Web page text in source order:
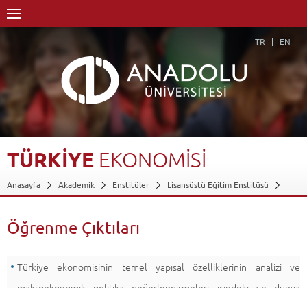
TR EN
TÜRKİYE EKONOMİSİ
Anasayfa Akademik Enstitüler
Lisansüstü Eğitim Enstitüsü
Girişimcilik ve İnovasyon Tezsiz Yüksek Lisans Programı (Uzaktan Öğretim)
Dersler - AKTS Kredileri
Öğrenme Çıktıları
Türkiye ekonomisinin temel yapısal özelliklerinin analizi ve